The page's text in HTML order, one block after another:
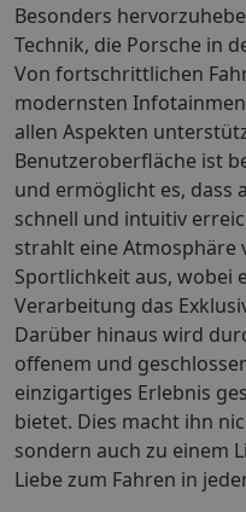
Besonders
Technik, die Porsche in
Von fortschrittlichen
modernsten
allen Aspekten
Benutzeroberfläche ist
und ermöglicht es, dass
schnell und intuitiv
strahlt eine
Sportlichkeit aus, wobei
Verarbeitung das
Darüber hinaus wird
offenem und
einzigartiges Erlebnis
bietet. Dies macht ihn
sondern auch zu einem
Liebe zum Fahren in